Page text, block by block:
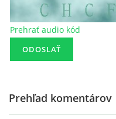
Prehrať audio kód
Prehľad komentárov